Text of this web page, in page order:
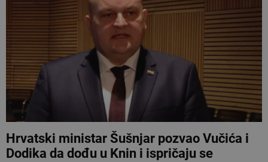
Hrvatski ministar Šušnjar pozvao Vučića i
Dodika da dođu u Knin i ispričaju se